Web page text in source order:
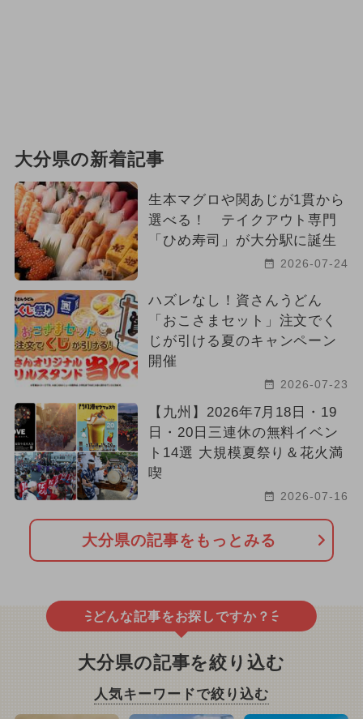
大分県の新着記事
生本マグロや関あじが1貫から
選べる！ テイクアウト専門
「ひめ寿司」が大分駅に誕生
2026-07-24
ハズレなし！資さんうどん
「おこさまセット」注文でく
じが引ける夏のキャンペーン
開催
2026-07-23
【九州】2026年7月18日・19
日・20日三連休の無料イベン
ト14選 大規模夏祭り＆花火満
喫
2026-07-16
大分県の記事をもっとみる
どんな記事をお探しですか？
大分県の記事を絞り込む
人気キーワードで絞り込む